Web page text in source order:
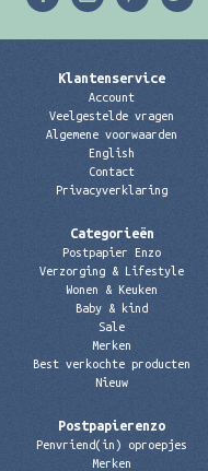
Klantenservice
Account
Veelgestelde vragen
Algemene voorwaarden
English
Contact
Privacyverklaring
Categorieën
Postpapier Enzo
Verzorging & Lifestyle
Wonen & Keuken
Baby & kind
Sale
Merken
Best verkochte producten
Nieuw
Postpapierenzo
Penvriend(in) oproepjes
Merken